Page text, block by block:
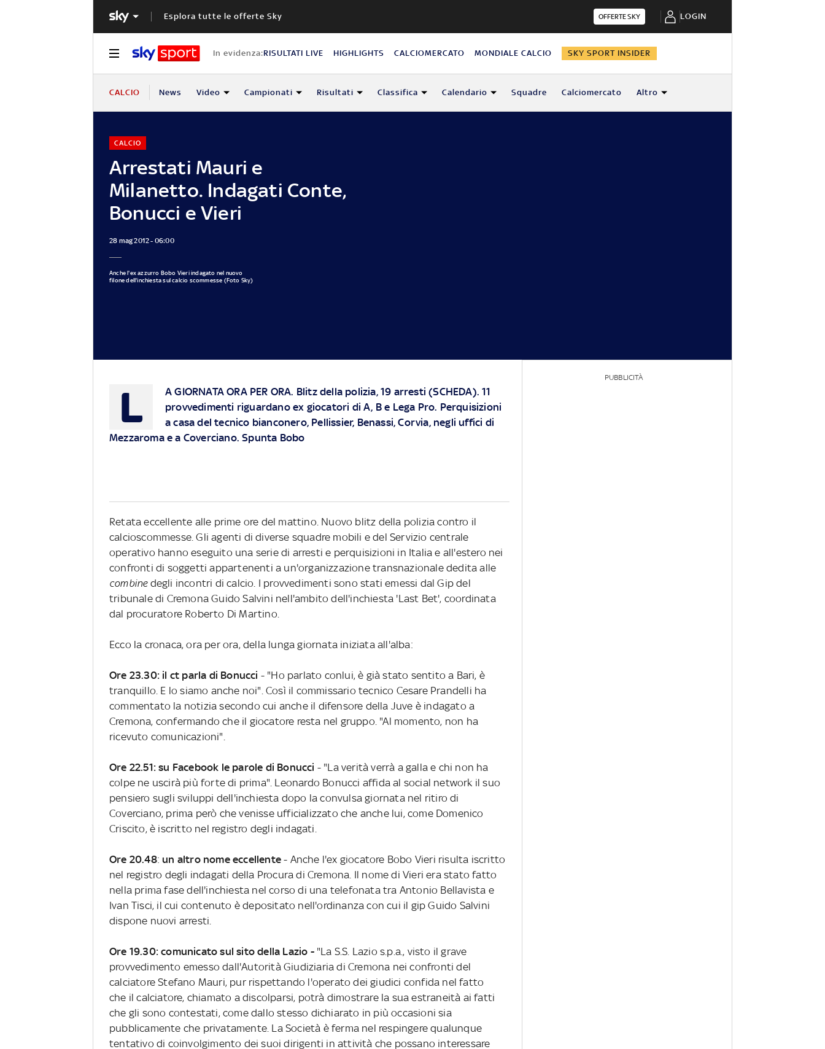
Esplora tutte le offerte Sky OFFERTE SKY LOGIN
In evidenza:RISULTATI LIVE HIGHLIGHTS CALCIOMERCATO MONDIALE CALCIO SKY SPORT INSIDER
CALCIO News Video Campionati Risultati Classifica Calendario Squadre Calciomercato Altro
Arrestati Mauri e
Milanetto. Indagati Conte,
Bonucci e Vieri
CALCIO
28 mag 2012 - 06:00
Anche l'ex azzurro Bobo Vieri indagato nel nuovo
filone dell'inchiesta sul calcio scommesse (Foto Sky)
L
A GIORNATA ORA PER ORA. Blitz della polizia, 19 arresti (SCHEDA). 11
provvedimenti riguardano ex giocatori di A, B e Lega Pro. Perquisizioni
a casa del tecnico bianconero, Pellissier, Benassi, Corvia, negli uffici di
Mezzaroma e a Coverciano. Spunta Bobo
Retata eccellente alle prime ore del mattino. Nuovo blitz della polizia contro il
calcioscommesse. Gli agenti di diverse squadre mobili e del Servizio centrale
operativo hanno eseguito una serie di arresti e perquisizioni in Italia e all'estero nei
confronti di soggetti appartenenti a un'organizzazione transnazionale dedita alle
combinedegli incontri di calcio. I provvedimenti sono stati emessi dal Gip del
tribunale di Cremona Guido Salvini nell'ambito dell'inchiesta 'Last Bet', coordinata
dal procuratore Roberto Di Martino.
Ecco la cronaca, ora per ora, della lunga giornata iniziata all'alba:
Ore 23.30: il ct parla di Bonucci - "Ho parlato conlui, è già stato sentito a Bari, è
tranquillo. E lo siamo anche noi". Così il commissario tecnico Cesare Prandelli ha
commentato la notizia secondo cui anche il difensore della Juve è indagato a
Cremona, confermando che il giocatore resta nel gruppo. "Al momento, non ha
ricevuto comunicazioni".
Ore 22.51: su Facebook le parole di Bonucci - "La verità verrà a galla e chi non ha
colpe ne uscirà più forte di prima". Leonardo Bonucci affida al social network il suo
pensiero sugli sviluppi dell'inchiesta dopo la convulsa giornata nel ritiro di
Coverciano, prima però che venisse ufficializzato che anche lui, come Domenico
Criscito, è iscritto nel registro degli indagati.
Ore 20.48:un altro nome eccellente- Anche l'ex giocatore Bobo Vieri risulta iscritto
nel registro degli indagati della Procura di Cremona. Il nome di Vieri era stato fatto
nella prima fase dell'inchiesta nel corso di una telefonata tra Antonio Bellavista e
Ivan Tisci, il cui contenuto è depositato nell'ordinanza con cui il gip Guido Salvini
dispone nuovi arresti.
Ore 19.30: comunicato sul sito della Lazio - "La S.S. Lazio s.p.a., visto il grave
provvedimento emesso dall'Autorità Giudiziaria di Cremona nei confronti del
calciatore Stefano Mauri, pur rispettando l'operato dei giudici confida nel fatto
che il calciatore, chiamato a discolparsi, potrà dimostrare la sua estraneità ai fatti
che gli sono contestati, come dallo stesso dichiarato in più occasioni sia
pubblicamente che privatamente. La Società è ferma nel respingere qualunque
tentativo di coinvolgimento dei suoi dirigenti in attività che possano interessare
PUBBLICITÀ